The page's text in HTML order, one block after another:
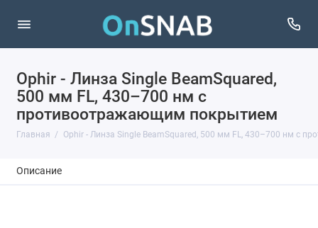
Ophir - Линза Single BeamSquared,
500 мм FL, 430–700 нм с
противоотражающим покрытием
Главная Ophir - Линза Single BeamSquared, 500 мм FL, 430–700 нм с
Описание